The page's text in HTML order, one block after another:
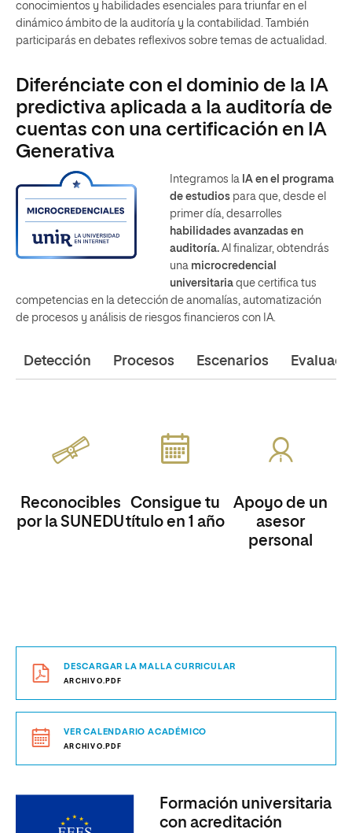
conocimientos y habilidades esenciales para triunfar en el
dinámico ámbito de la auditoría y la contabilidad. También
participarás en debates reflexivos sobre temas de actualidad.
Diferénciate con el dominio de la IA
predictiva aplicada a la auditoría de
cuentas con una certificación en IA
Generativa
Integramos la IA en el programa
de estudios para que, desde el
primer día, desarrolles
habilidades avanzadas en
auditoría. Al finalizar, obtendrás
una microcredencial
universitaria que certifica tus
competencias en la detección de anomalías, automatización
de procesos y análisis de riesgos financieros con IA.
Detección Procesos Escenarios
Reconocibles
por la SUNEDU
Consigue tu
título en 1 año
Apoyo de un
asesor
personal
DESCARGAR LA MALLA CURRICULAR
ARCHIVO.PDF
VER CALENDARIO ACADÉMICO
ARCHIVO.PDF
Formación universitaria
con acreditación